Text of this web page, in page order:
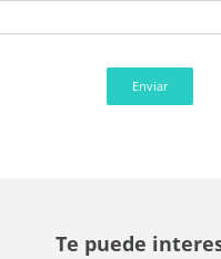
Enviar
Te puede